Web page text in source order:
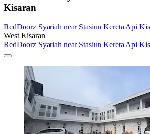
Kisaran
RedDoorz Syariah near Stasiun Kereta Api
West Kisaran
RedDoorz Syariah near Stasiun Kereta Api